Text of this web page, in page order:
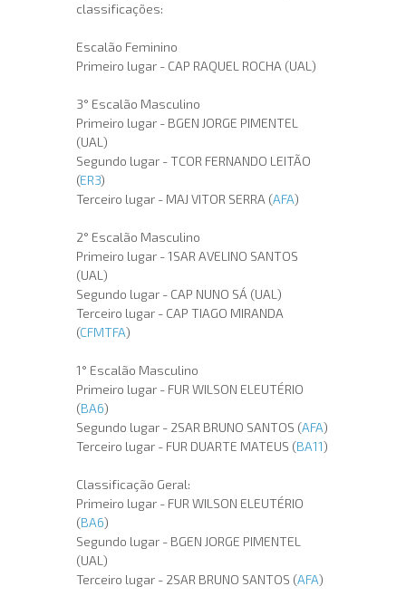
classificações:
Escalão Feminino
Primeiro lugar - CAP RAQUEL ROCHA (UAL)
3° Escalão Masculino
Primeiro lugar - BGEN JORGE PIMENTEL
(UAL)
Segundo lugar - TCOR FERNANDO LEITÃO
(ER3)
Terceiro lugar - MAJ VITOR SERRA (AFA)
2° Escalão Masculino
Primeiro lugar - 1SAR AVELINO SANTOS
(UAL)
Segundo lugar - CAP NUNO SÁ (UAL)
Terceiro lugar - CAP TIAGO MIRANDA
(CFMTFA)
1° Escalão Masculino
Primeiro lugar - FUR WILSON ELEUTÉRIO
(BA6)
Segundo lugar - 2SAR BRUNO SANTOS (AFA)
Terceiro lugar - FUR DUARTE MATEUS (BA11)
Classificação Geral:
Primeiro lugar - FUR WILSON ELEUTÉRIO
(BA6)
Segundo lugar - BGEN JORGE PIMENTEL
(UAL)
Terceiro lugar - 2SAR BRUNO SANTOS (AFA)